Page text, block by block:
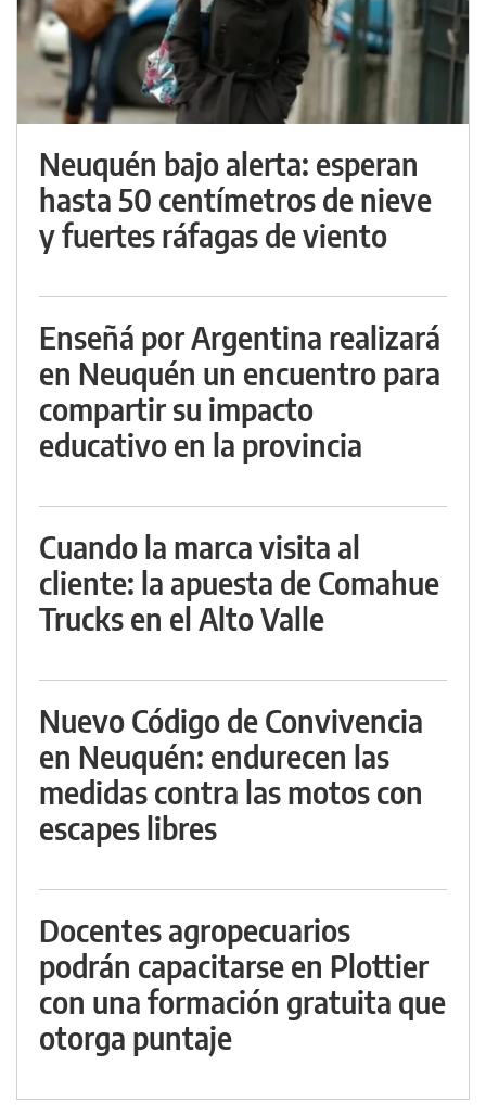
Neuquén bajo alerta: esperan
hasta 50 centímetros de nieve
y fuertes ráfagas de viento
Enseñá por Argentina realizará
en Neuquén un encuentro para
compartir su impacto
educativo en la provincia
Cuando la marca visita al
cliente: la apuesta de Comahue
Trucks en el Alto Valle
Nuevo Código de Convivencia
en Neuquén: endurecen las
medidas contra las motos con
escapes libres
Docentes agropecuarios
podrán capacitarse en Plottier
con una formación gratuita que
otorga puntaje